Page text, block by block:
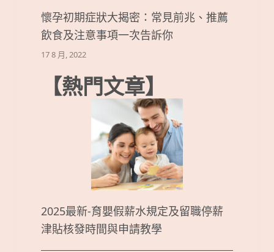
懷孕初期症狀大揭密：常見前兆、推薦
飲食及注意事項一次告訴你
17 8 月, 2022
【熱門文章】
2025最新-育嬰假薪水規定及留職停薪
津貼核發時間與申請教學